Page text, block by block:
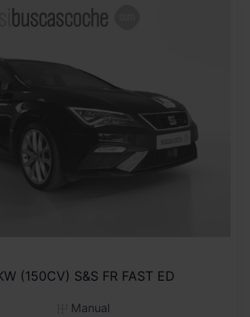
(150CV) S&S FR FAST ED
Manual